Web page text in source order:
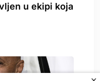
u ekipi koja